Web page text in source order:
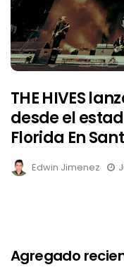
THE HIVES
desde el
Florida En
Edwin Jimenez
Agregado